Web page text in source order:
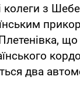
колеги з
що
два